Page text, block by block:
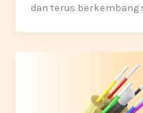
dan terus berkembang